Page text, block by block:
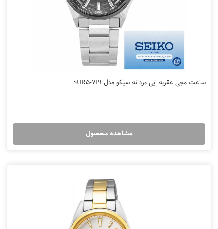
ساعت مچی عقربه ایی مردانه سیکو مدل SUR507P1
مشاهده محصول